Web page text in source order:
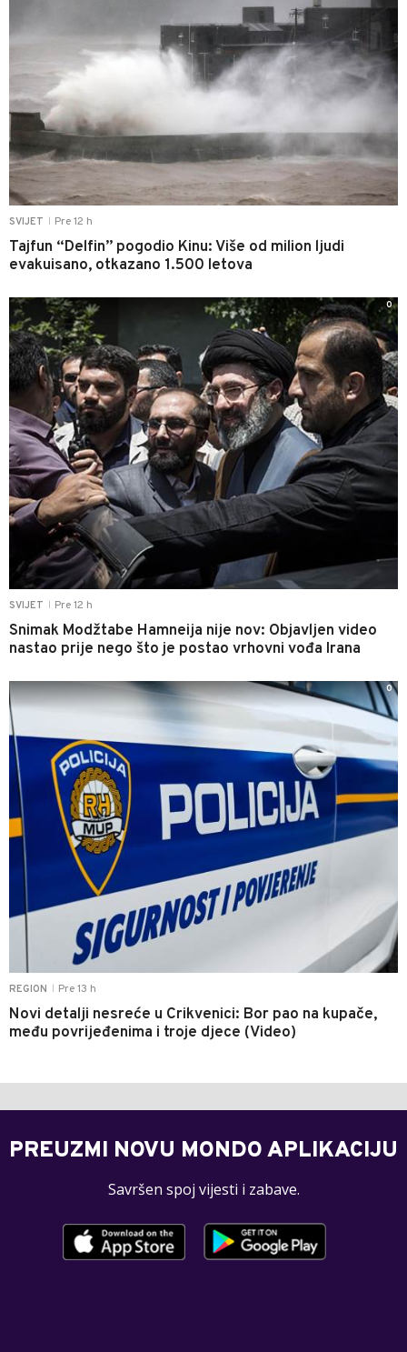
SVIJET Pre 12 h
Tajfun “Delfin” pogodio Kinu: Više od milion ljudi
evakuisano, otkazano 1.500 letova
SVIJET Pre 12 h
Snimak Modžtabe Hamneija nije nov: Objavljen video
nastao prije nego što je postao vrhovni vođa Irana
0
REGION Pre 13 h
Novi detalji nesreće u Crikvenici: Bor pao na kupače,
među povrijeđenima i troje djece (Video)
0
PREUZMI NOVU MONDO APLIKACIJU
Savršen spoj vijesti i zabave.